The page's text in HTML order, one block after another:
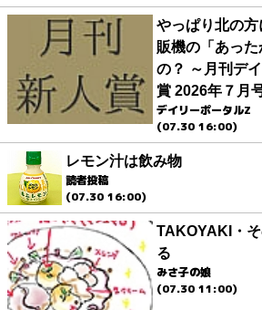
やっぱり北の
販機の「あっ
の？ ～月刊デ
賞 2026年７月
デイリーポータルZ
(07.30 16:00)
レモン汁は飲み物
読者投稿
(07.30 16:00)
TAKOYAKI・
る
みさ子の娘
(07.30 11:00)